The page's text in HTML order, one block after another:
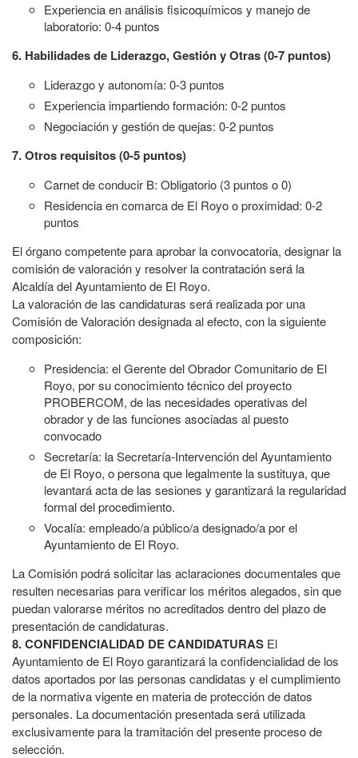
Experiencia en análisis fisicoquímicos y manejo de
laboratorio: 0-4 puntos
6. Habilidades de Liderazgo, Gestión y Otras (0-7 puntos)
Liderazgo y autonomía: 0-3 puntos
Experiencia impartiendo formación: 0-2 puntos
Negociación y gestión de quejas: 0-2 puntos
7. Otros requisitos (0-5 puntos)
Carnet de conducir B: Obligatorio (3 puntos o 0)
Residencia en comarca de El Royo o proximidad: 0-2
puntos
El órgano competente para aprobar la convocatoria, designar la
comisión de valoración y resolver la contratación será la
Alcaldía del Ayuntamiento de El Royo.
La valoración de las candidaturas será realizada por una
Comisión de Valoración designada al efecto, con la siguiente
composición:
Presidencia: el Gerente del Obrador Comunitario de El
Royo, por su conocimiento técnico del proyecto
PROBERCOM, de las necesidades operativas del
obrador y de las funciones asociadas al puesto
convocado
Secretaría: la Secretaría-Intervención del Ayuntamiento
de El Royo, o persona que legalmente la sustituya, que
levantará acta de las sesiones y garantizará la regularidad
formal del procedimiento.
Vocalía: empleado/a público/a designado/a por el
Ayuntamiento de El Royo.
La Comisión podrá solicitar las aclaraciones documentales que
resulten necesarias para verificar los méritos alegados, sin que
puedan valorarse méritos no acreditados dentro del plazo de
presentación de candidaturas.
8. CONFIDENCIALIDAD DE CANDIDATURAS El
Ayuntamiento de El Royo garantizará la confidencialidad de los
datos aportados por las personas candidatas y el cumplimiento
de la normativa vigente en materia de protección de datos
personales. La documentación presentada será utilizada
exclusivamente para la tramitación del presente proceso de
selección.